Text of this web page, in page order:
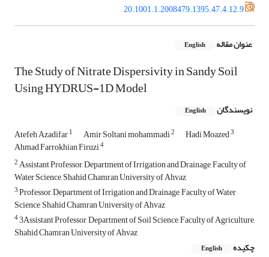
20.1001.1.2008479.1395.47.4.12.9
عنوان مقاله English
The Study of Nitrate Dispersivity in Sandy Soil
Using HYDRUS-1D Model
نویسندگان English
Atefeh Azadifar1 Amir Soltani mohammadi2 Hadi Moazed3
Ahmad Farrokhian Firuzi4
2Assistant Professor, Department of Irrigation and Drainage, Faculty of
Water Science, Shahid Chamran University of Ahvaz
3Professor, Department of Irrigation and Drainage, Faculty of Water
Science, Shahid Chamran University of Ahvaz
43Assistant Professor, Department of Soil Science, Faculty of Agriculture,
Shahid Chamran University of Ahvaz
چکیده
English